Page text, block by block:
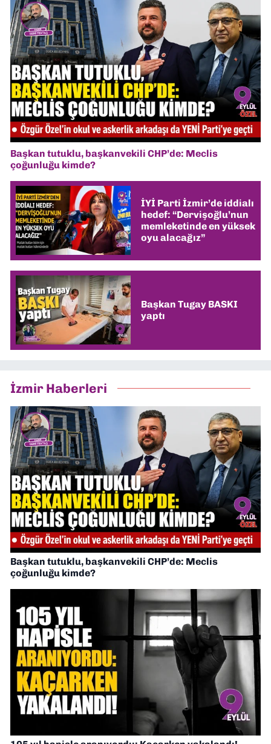
Başkan tutuklu, başkanvekili CHP’de: Meclis
çoğunluğu kimde?
İYİ Parti İzmir’de iddialı
hedef: “Dervişoğlu’nun
memleketinde en yüksek
oyu alacağız”
Başkan Tugay BASKI
yaptı
İzmir Haberleri
Başkan tutuklu, başkanvekili CHP’de: Meclis
çoğunluğu kimde?